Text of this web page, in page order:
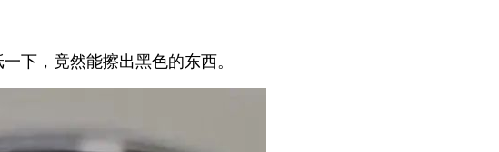
下，竟然能擦出黑色的东西。